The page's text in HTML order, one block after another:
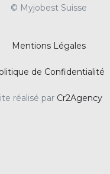
© Myjobest Suisse
Mentions Légales
de Confidentialité
réalisé par Cr2Agency